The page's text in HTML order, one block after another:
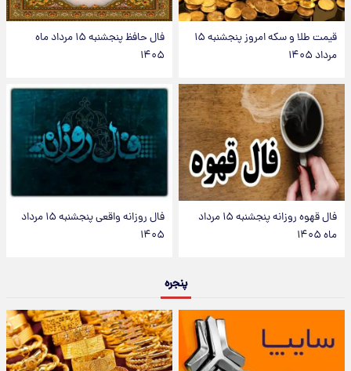
قیمت طلا و سکه امروز پنجشنبه ۱۵
مرداد ۱۴۰۵
فال حافظ پنجشنبه ۱۵ مرداد ماه
۱۴۰۵
فال قهوه روزانه پنجشنبه ۱۵ مرداد
ماه ۱۴۰۵
فال روزانه واقعی پنجشنبه ۱۵ مرداد
۱۴۰۵
پنجره